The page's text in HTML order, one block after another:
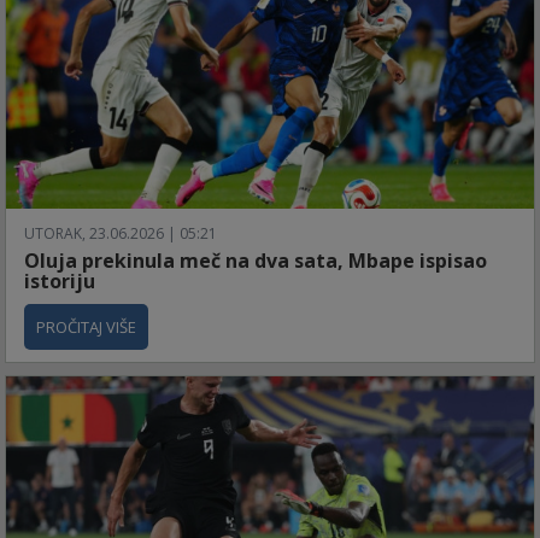
UTORAK, 23.06.2026 | 05:21
Oluja prekinula meč na dva sata, Mbape ispisao
istoriju
PROČITAJ VIŠE